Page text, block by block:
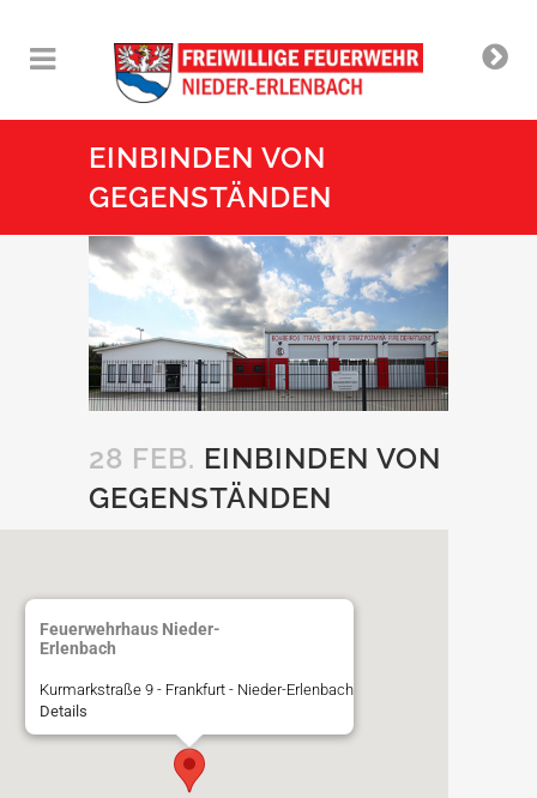
EINBINDEN VON
GEGENSTÄNDEN
28 FEB. EINBINDEN VON
GEGENSTÄNDEN
Feuerwehrhaus Nieder-
Erlenbach
Kurmarkstraße 9 - Frankfurt - Nieder-Erlenbach
Details